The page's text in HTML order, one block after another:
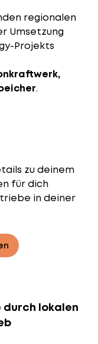
regionalen
Umsetzung
Projekts
.
zu deinem
für dich
in deiner
lokalen